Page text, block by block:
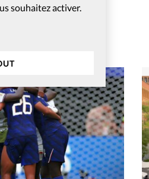
souhaitez activer.